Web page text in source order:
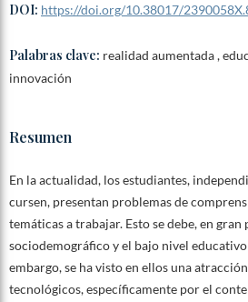
DOI: https://doi.org/10.38017/
Palabras clave: realidad aumentada ,
innovación
Resumen
En la actualidad, los estudiantes,
cursen, presentan problemas de
temáticas a trabajar. Esto se debe, en
sociodemográfico y el bajo nivel
embargo, se ha visto en ellos una
tecnológicos, específicamente por el